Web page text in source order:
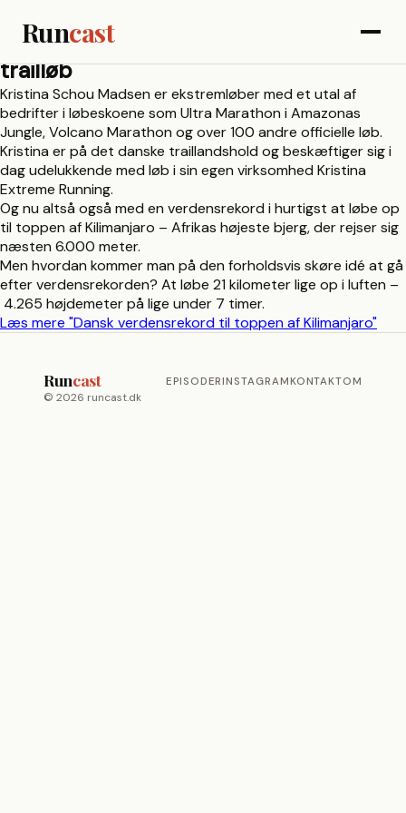
Runcast
trailløb
Kristina Schou Madsen er ekstremløber med et utal af
bedrifter i løbeskoene som Ultra Marathon i Amazonas
Jungle, Volcano Marathon og over 100 andre officielle løb.
Kristina er på det danske traillandshold og beskæftiger sig i
dag udelukkende med løb i sin egen virksomhed Kristina
Extreme Running.
Og nu altså også med en verdensrekord i hurtigst at løbe op
til toppen af Kilimanjaro – Afrikas højeste bjerg, der rejser sig
næsten 6.000 meter.
Men hvordan kommer man på den forholdsvis skøre idé at gå
efter verdensrekorden? At løbe 21 kilometer lige op i luften –
4.265 højdemeter på lige under 7 timer.
Læs mere "Dansk verdensrekord til toppen af Kilimanjaro"
Runcast EPISODERINSTAGRAMKONTAKTOM
© 2026 runcast.dk